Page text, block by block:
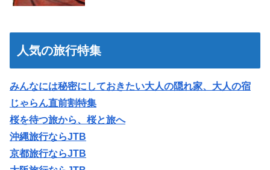
人気の旅行特集
みんなには秘密にしておきたい大人の隠れ家、大人の宿
じゃらん直前割特集
桜を待つ旅から、桜と旅へ
沖縄旅行ならJTB
京都旅行ならJTB